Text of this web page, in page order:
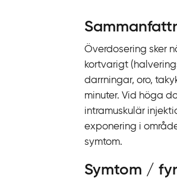
Överdosering sker
kortvarigt
darrningar, oro,
minuter. Vid höga
intramuskulär
exponering i
symtom.
Symtom /